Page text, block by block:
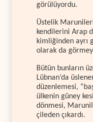
görülüyordu.
Üstelik
kendilerini Arap
kimliğinden ayrı
olarak da
Bütün bunların
Lübnan’da
düzenlemesi,
ülkenin güney
dönmesi,
çileden çıkardı.